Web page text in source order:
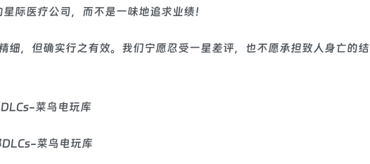
际医疗公司，而不是一味地追求业绩！
，但确实行之有效。我们宁愿忍受一星差评，也不愿承担致人身亡的结